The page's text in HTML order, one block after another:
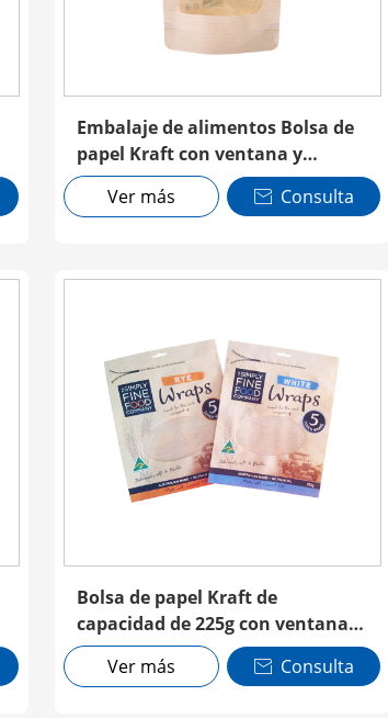
Embalaje de alimentos Bolsa de
papel Kraft con ventana y
cremallera
Ver más  Consulta
Bolsa de papel Kraft de
capacidad de 225g con ventana y
cremallera
Ver más  Consulta